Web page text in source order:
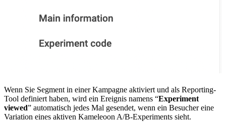
Wenn Sie Segment in einer Kampagne aktiviert und als Reporting-
Tool definiert haben, wird ein Ereignis namens “Experiment
viewed” automatisch jedes Mal gesendet, wenn ein Besucher eine
Variation eines aktiven Kameleoon A/B-Experiments sieht.